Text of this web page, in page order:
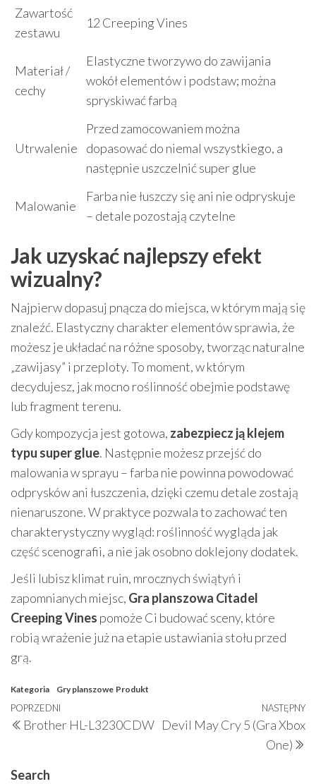
Zawartość
zestawu
12 Creeping Vines
Materiał /
cechy
Elastyczne tworzywo do zawijania
wokół elementów i podstaw; można
spryskiwać farbą
Utrwalenie
Przed zamocowaniem można
dopasować do niemal wszystkiego, a
następnie uszczelnić super glue
Malowanie
Farba nie łuszczy się ani nie odpryskuje
– detale pozostają czytelne
Jak uzyskać najlepszy efekt
wizualny?
Najpierw dopasuj pnącza do miejsca, w którym mają się
znaleźć. Elastyczny charakter elementów sprawia, że
możesz je układać na różne sposoby, tworząc naturalne
„zawijasy” i przeploty. To moment, w którym
decydujesz, jak mocno roślinność obejmie podstawę
lub fragment terenu.
Gdy kompozycja jest gotowa, zabezpiecz ją klejem
typu super glue. Następnie możesz przejść do
malowania w sprayu – farba nie powinna powodować
odprysków ani łuszczenia, dzięki czemu detale zostają
nienaruszone. W praktyce pozwala to zachować ten
charakterystyczny wygląd: roślinność wygląda jak
część scenografii, a nie jak osobno doklejony dodatek.
Jeśli lubisz klimat ruin, mrocznych świątyń i
zapomnianych miejsc, Gra planszowa Citadel
Creeping Vines pomoże Ci budować sceny, które
robią wrażenie już na etapie ustawiania stołu przed
grą.
Kategoria Gry planszowe Produkt
Nawigacja
wpisu
Poprzedni
wpis
POPRZEDNI
Brother HL-L3230CDW
NASTĘPNY
Devil May Cry 5 (Gra Xbox
One)
Search